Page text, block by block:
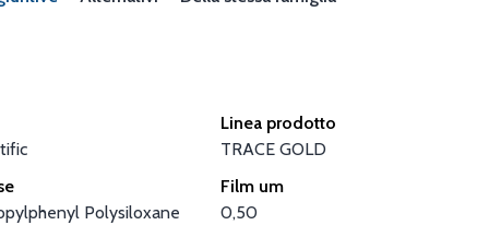
Linea prodotto
TRACE GOLD
Polysiloxane
Film um
0,50